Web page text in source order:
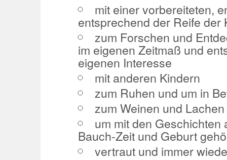
mit einer vorbereiteten,
entsprechend der Reife der
zum Forschen und
im eigenen Zeitmaß und
eigenen Interesse
mit anderen Kindern
zum Ruhen und um in
zum Weinen und Lachen
um mit den Geschichten
Bauch-Zeit und Geburt
vertraut und immer